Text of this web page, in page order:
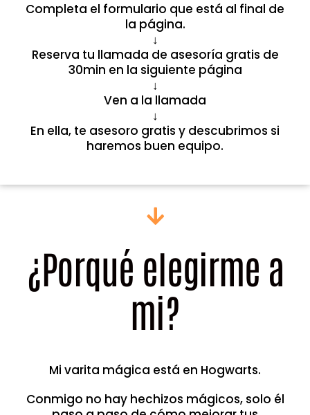
Completa el formulario que está al final de
la página.
↓
Reserva tu llamada de asesoría gratis de
30min en la siguiente página
↓
Ven a la llamada
↓
En ella, te asesoro gratis y descubrimos si
haremos buen equipo.
¿Porqué elegirme a
mi?
Mi varita mágica está en Hogwarts.
Conmigo no hay hechizos mágicos, solo él